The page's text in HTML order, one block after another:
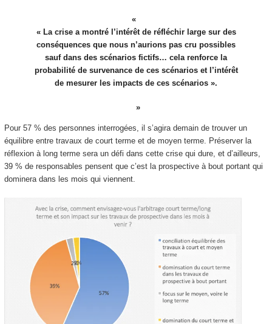
« La crise a montré l’intérêt de réfléchir large sur des
conséquences que nous n’aurions pas cru possibles
sauf dans des scénarios fictifs… cela renforce la
probabilité de survenance de ces scénarios et l’intérêt
de mesurer les impacts de ces scénarios ».
Pour 57 % des personnes interrogées, il s’agira demain de trouver un
équilibre entre travaux de court terme et de moyen terme. Préserver la
réflexion à long terme sera un défi dans cette crise qui dure, et d’ailleurs,
39 % de responsables pensent que c’est la prospective à bout portant qui
dominera dans les mois qui viennent.